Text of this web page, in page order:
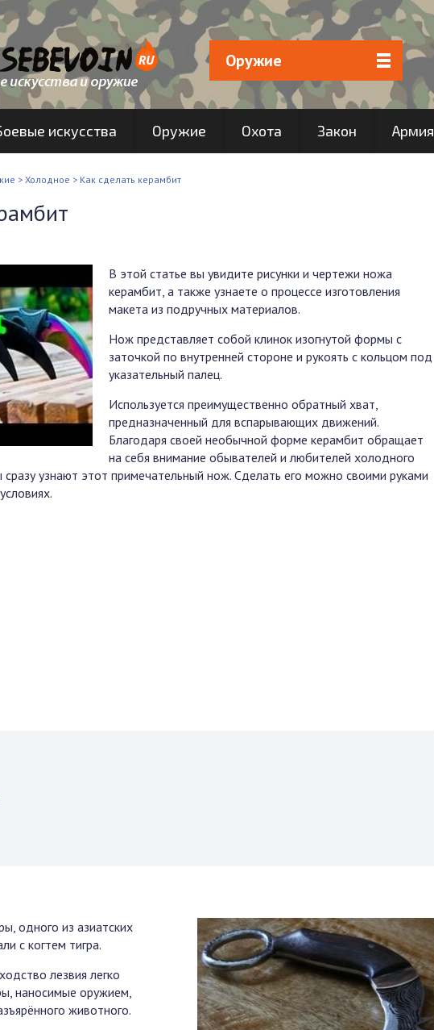
Оружие
искусства Оружие Охота Закон Армия
> Холодное > Как сделать керамбит
В этой статье вы увидите рисунки и чертежи ножа
керамбит, а также узнаете о процессе изготовления
макета из подручных материалов.
Нож представляет собой клинок изогнутой формы с
заточкой по внутренней стороне и рукоять с кольцом под
указательный палец.
Используется преимущественно обратный хват,
предназначенный для вспарывающих движений.
Благодаря своей необычной форме керамбит обращает
на себя внимание обывателей и любителей холодного
узнают этот примечательный нож. Сделать его можно своими руками
одного из азиатских
с когтем тигра.
лезвия легко
наносимые оружием,
животного.